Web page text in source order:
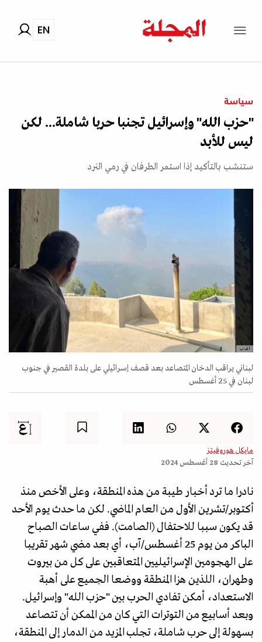
EN
سياسة
"حزب الله" وإسرائيل تجنبا حربا شاملة... لكن
ليس للأبد
ستنشب بالتأكيد إذا استمر الطرفان في رمي النرد
أ ف ب
لبناني يراقب الدخان المتصاعد بعد قصف إسرائيلي على بلدة القصير في جنوب
لبنان في 25 أغسطس
مايكل هوروفيتز
آخر تحديث 28 أغسطس 2024
نادرا ما ترد أخبار طيبة من هذه المنطقة، وعلى الأخص منذ
أكتوبر/تشرين الأول من العام الماضي. لكن ما حدث يوم الأحد
قد يكون سببا للاحتفال (الصامت). ففي ساعات الصباح
الباكر من يوم 25 أغسطس/آب، أي بعد مضي شهر تقريبا
على الهجومين الإسرائيليين المتعاقبين على كل من بيروت
وطهران، اللذين هزا المنطقة ووضعا الجميع على أهبة
الاستعداد، أمكن تفادي الحرب بين "حزب الله" وإسرائيل.
وبعد أسابيع من التوترات التي كان من الممكن أن تتصاعد
بسهولة إلى حرب شاملة، تجلب المزيد من الدمار إلى المنطقة،